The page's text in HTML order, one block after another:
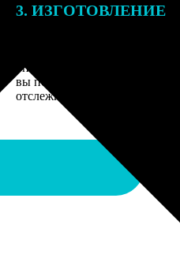
3. ИЗГОТОВЛЕНИЕ
описанием заказа. Когда
вы получите письмо с трек-
отслеживания.